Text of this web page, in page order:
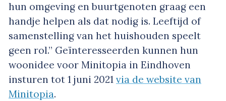
hun omgeving en buurtgenoten graag een
handje helpen als dat nodig is. Leeftijd of
samenstelling van het huishouden speelt
geen rol.” Geïnteresseerden kunnen hun
woonidee voor Minitopia in Eindhoven
insturen tot 1 juni 2021 via de website van
Minitopia.